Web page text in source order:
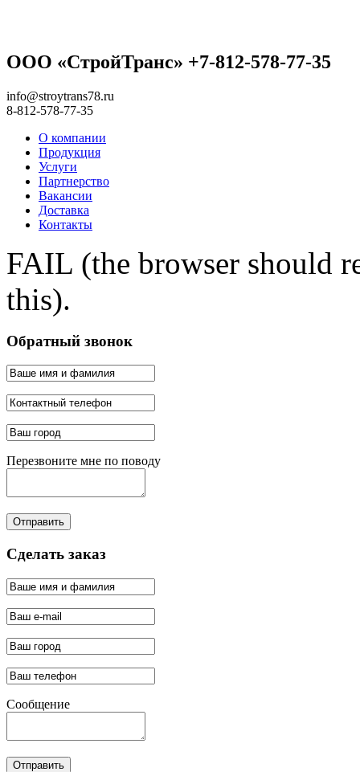
ООО «СтройТранс» +7-812-578-77-35
info@stroytrans78.ru
8-812-578-77-35
О компании
Продукция
Услуги
Партнерство
Вакансии
Доставка
Контакты
FAIL (the browser should
this).
Обратный звонок
Перезвоните мне по поводу
Отправить
Сделать заказ
Сообщение
Отправить